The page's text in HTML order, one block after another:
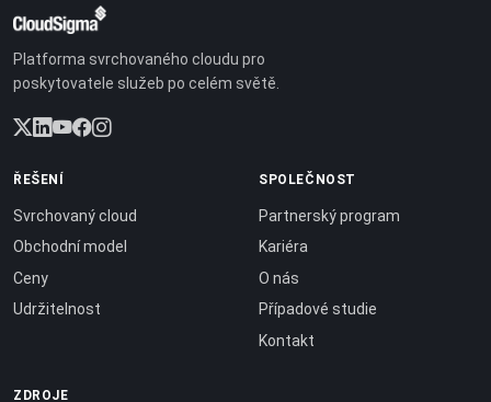
Platforma svrchovaného cloudu pro
poskytovatele služeb po celém světě.
ŘEŠENÍ
Svrchovaný cloud
Obchodní model
Ceny
Udržitelnost
SPOLEČNOST
Partnerský program
Kariéra
O nás
Případové studie
Kontakt
ZDROJE